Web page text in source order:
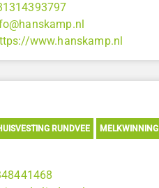
www.hanskamp.nl
RUNDVEE MELKWINNING